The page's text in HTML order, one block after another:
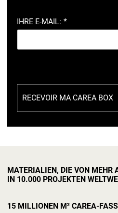
IHRE E-MAIL: *
MATERIALIEN, DIE VON MEHR
IN 10.000 PROJEKTEN
15 MILLIONEN M² CAREA-